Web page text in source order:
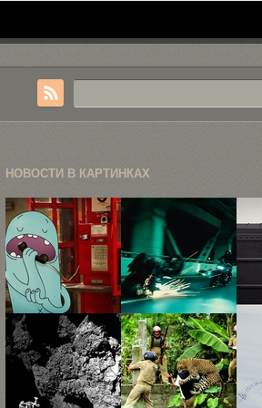
НОВОСТИ В КАРТИНКАХ
Эти
дружественные
монстры
Мотоциклы с
самурайскими
мечами, или
...